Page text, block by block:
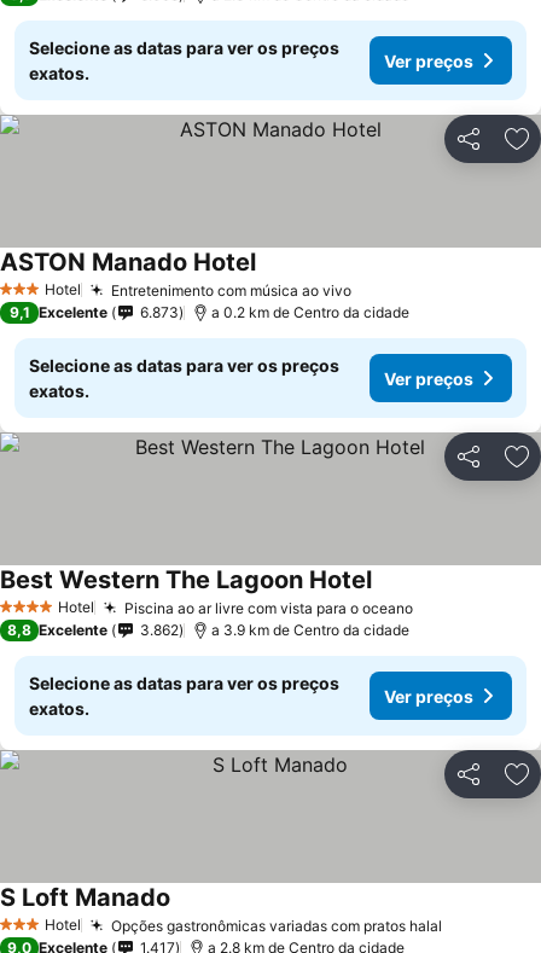
Selecione as datas para ver os preços
exatos.
Ver preços
Partilhar
3 EstrelasHotel Entretenimento com música ao vivo
ASTON Manado Hotel
9,1 Excelente 6.873 a 0.2 km de Centro da cidade
Selecione as datas para ver os preços
exatos.
Ver preços
Partilhar
4 EstrelasHotel Piscina ao ar livre com vista para o oceano
Best Western The Lagoon Hotel
8,8 Excelente 3.862 a 3.9 km de Centro da cidade
Selecione as datas para ver os preços
exatos.
Ver preços
Partilhar
3 EstrelasHotel Opções gastronômicas variadas com pratos halal
S Loft Manado
9,0 Excelente 1.417 a 2.8 km de Centro da cidade